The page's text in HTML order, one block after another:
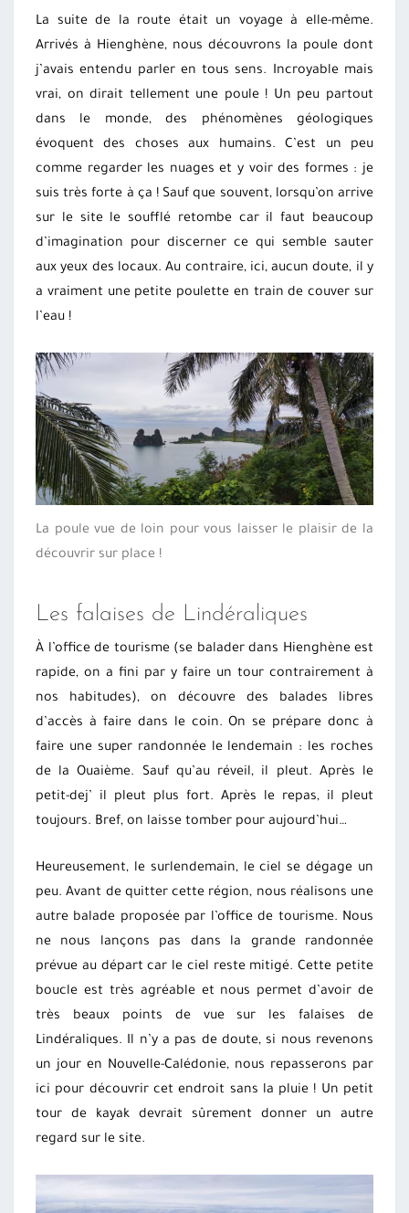
La suite de la route était un voyage à elle-même.
Arrivés à Hienghène, nous découvrons la poule dont
j’avais entendu parler en tous sens. Incroyable mais
vrai, on dirait tellement une poule ! Un peu partout
dans le monde, des phénomènes géologiques
évoquent des choses aux humains. C’est un peu
comme regarder les nuages et y voir des formes : je
suis très forte à ça ! Sauf que souvent, lorsqu’on arrive
sur le site le soufflé retombe car il faut beaucoup
d’imagination pour discerner ce qui semble sauter
aux yeux des locaux. Au contraire, ici, aucun doute, il y
a vraiment une petite poulette en train de couver sur
l’eau !
La poule vue de loin pour vous laisser le plaisir de la
découvrir sur place !
Les falaises de Lindéraliques
À l’office de tourisme (se balader dans Hienghène est
rapide, on a fini par y faire un tour contrairement à
nos habitudes), on découvre des balades libres
d’accès à faire dans le coin. On se prépare donc à
faire une super randonnée le lendemain : les roches
de la Ouaième. Sauf qu’au réveil, il pleut. Après le
petit-dej’ il pleut plus fort. Après le repas, il pleut
toujours. Bref, on laisse tomber pour aujourd’hui…
Heureusement, le surlendemain, le ciel se dégage un
peu. Avant de quitter cette région, nous réalisons une
autre balade proposée par l’office de tourisme. Nous
ne nous lançons pas dans la grande randonnée
prévue au départ car le ciel reste mitigé. Cette petite
boucle est très agréable et nous permet d’avoir de
très beaux points de vue sur les falaises de
Lindéraliques. Il n’y a pas de doute, si nous revenons
un jour en Nouvelle-Calédonie, nous repasserons par
ici pour découvrir cet endroit sans la pluie ! Un petit
tour de kayak devrait sûrement donner un autre
regard sur le site.